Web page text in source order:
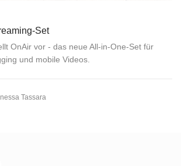
Set
OnAir vor - das neue All-in-One-Set für
und mobile Videos.
Tassara